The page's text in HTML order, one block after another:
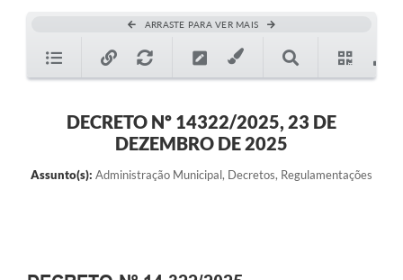
ARRASTE PARA VER MAIS
DECRETO Nº 14322/2025, 23 DE
DEZEMBRO DE 2025
Assunto(s): Administração Municipal, Decretos, Regulamentações